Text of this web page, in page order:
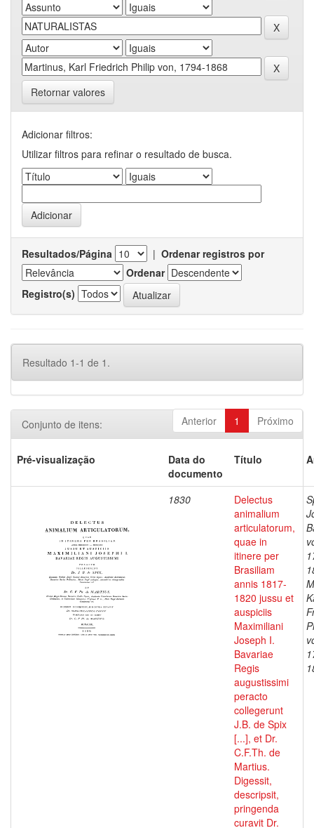
Retornar valores
Adicionar filtros:
Utilizar filtros para refinar o resultado de busca.
Resultados/Página | Ordenar registros por
Ordenar
Registro(s)
Resultado 1-1 de 1.
Anterior 1 Próximo
Conjunto de itens:
Pré-visualização
Data do
documento
Título
1830
Delectus
animalium
articulatorum,
quae in
itinere per
Brasiliam
annis 1817-
1820 jussu et
auspiciis
Maximiliani
Joseph I.
Bavariae
Regis
augustissimi
peracto
collegerunt
J.B. de Spix
[...], et Dr.
C.F.Th. de
Martius.
Digessit,
descripsit,
pringenda
curavit Dr.